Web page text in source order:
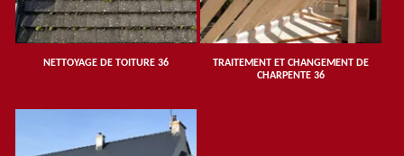
NETTOYAGE DE TOITURE 36
TRAITEMENT ET CHANGEMENT DE
CHARPENTE 36